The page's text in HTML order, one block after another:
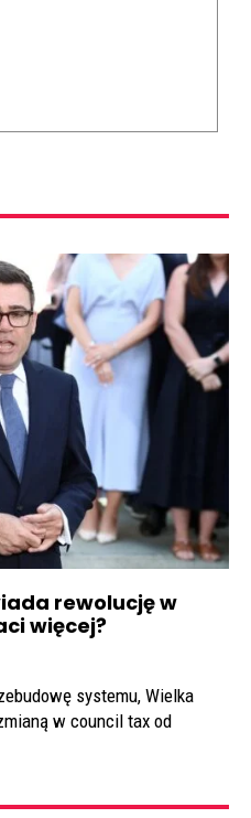
rewolucję w
więcej?
systemu, Wielka
w council tax od